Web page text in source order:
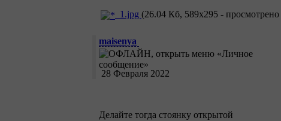
1.jpg (26.04 Кб, 589x295 - просмотрено
maisenya
28 Февраля 2022
Делайте тогда стоянку открытой